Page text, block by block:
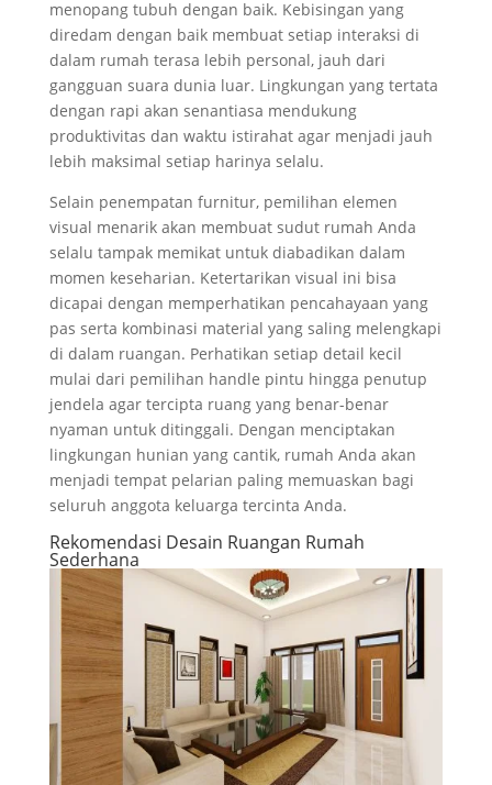
menopang tubuh dengan baik. Kebisingan yang
diredam dengan baik membuat setiap interaksi di
dalam rumah terasa lebih personal, jauh dari
gangguan suara dunia luar. Lingkungan yang tertata
dengan rapi akan senantiasa mendukung
produktivitas dan waktu istirahat agar menjadi jauh
lebih maksimal setiap harinya selalu.
Selain penempatan furnitur, pemilihan elemen
visual menarik akan membuat sudut rumah Anda
selalu tampak memikat untuk diabadikan dalam
momen keseharian. Ketertarikan visual ini bisa
dicapai dengan memperhatikan pencahayaan yang
pas serta kombinasi material yang saling melengkapi
di dalam ruangan. Perhatikan setiap detail kecil
mulai dari pemilihan handle pintu hingga penutup
jendela agar tercipta ruang yang benar-benar
nyaman untuk ditinggali. Dengan menciptakan
lingkungan hunian yang cantik, rumah Anda akan
menjadi tempat pelarian paling memuaskan bagi
seluruh anggota keluarga tercinta Anda.
Rekomendasi Desain Ruangan Rumah
Sederhana